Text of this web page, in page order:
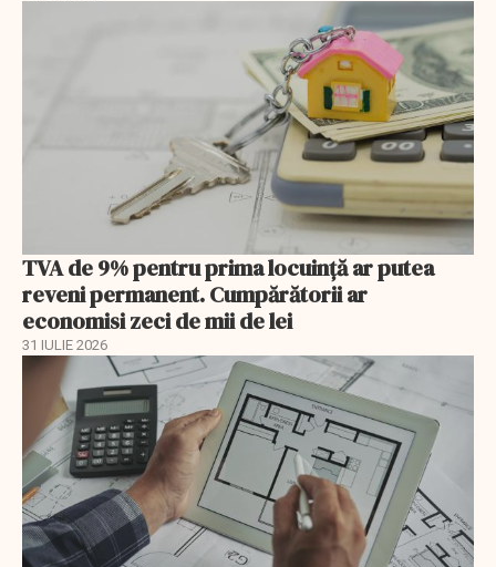
TVA de 9% pentru prima locuință ar putea
reveni permanent. Cumpărătorii ar
economisi zeci de mii de lei
31 IULIE 2026